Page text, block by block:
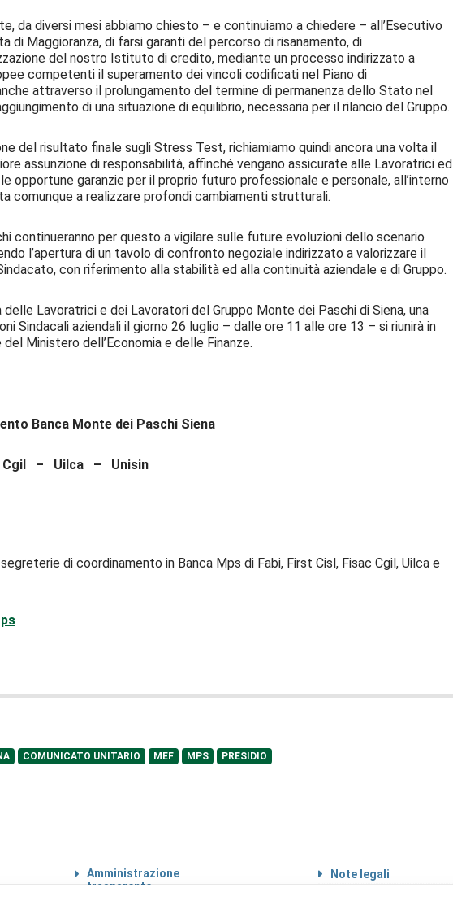
da diversi mesi abbiamo chiesto – e continuiamo a chiedere – all’Esecutivo
di Maggioranza, di farsi garanti del percorso di risanamento, di
del nostro Istituto di credito, mediante un processo indirizzato a
competenti il superamento dei vincoli codificati nel Piano di
attraverso il prolungamento del termine di permanenza dello Stato nel
di una situazione di equilibrio, necessaria per il rilancio del Gruppo.
del risultato finale sugli Stress Test, richiamiamo quindi ancora una volta il
assunzione di responsabilità, affinché vengano assicurate alle Lavoratrici ed
opportune garanzie per il proprio futuro professionale e personale, all’interno
comunque a realizzare profondi cambiamenti strutturali.
continueranno per questo a vigilare sulle future evoluzioni dello scenario
l’apertura di un tavolo di confronto negoziale indirizzato a valorizzare il
con riferimento alla stabilità ed alla continuità aziendale e di Gruppo.
Lavoratrici e dei Lavoratori del Gruppo Monte dei Paschi di Siena, una
Sindacali aziendali il giorno 26 luglio – dalle ore 11 alle ore 13 – si riunirà in
Ministero dell’Economia e delle Finanze.
Banca Monte dei Paschi Siena
– Uilca – Unisin
di coordinamento in Banca Mps di Fabi, First Cisl, Fisac Cgil, Uilca e
COMUNICATO UNITARIO MEF MPS PRESIDIO
Amministrazione
trasparente
Note legali